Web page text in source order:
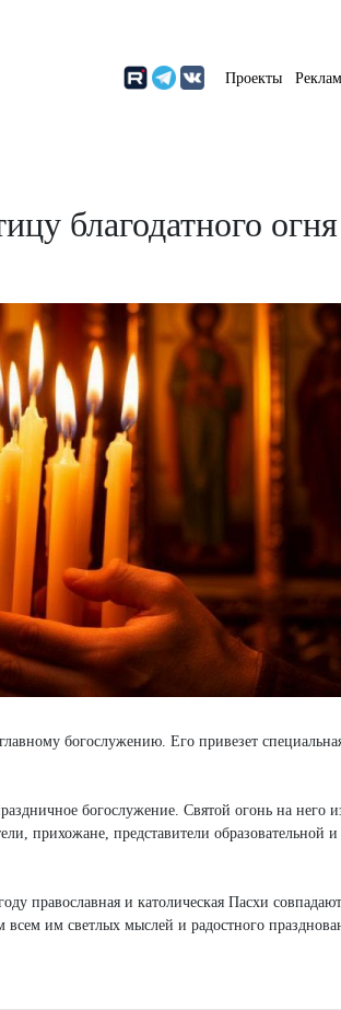
Проекты
благодатного огня
богослужению. Его привезет
богослужение. Святой огонь на него
прихожане, представители образовательной и
православная и католическая Пасхи
им светлых мыслей и радостного